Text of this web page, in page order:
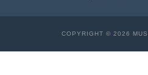
COPYRIGHT © 2026